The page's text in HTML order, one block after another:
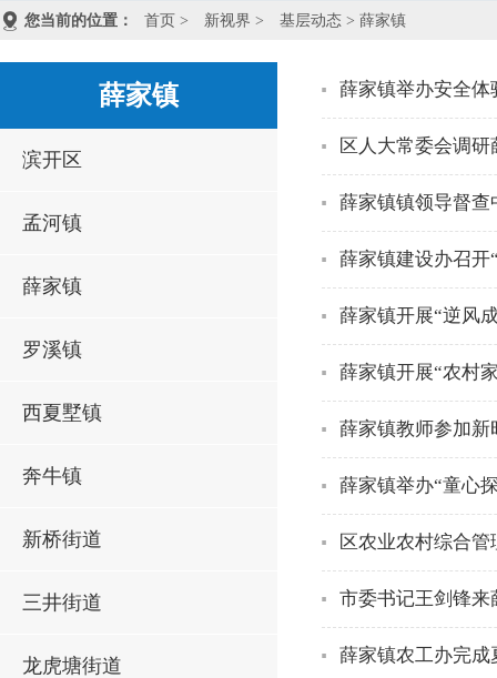
您当前的位置： 首页 > 新视界 > 基层动态 > 薛家镇
薛家镇
滨开区
孟河镇
薛家镇
罗溪镇
西夏墅镇
奔牛镇
新桥街道
三井街道
龙虎塘街道
薛家镇举办安全体
区人大常委会调
薛家镇镇领导督查
薛家镇建设办召开
薛家镇开展“逆风
薛家镇开展“农村
薛家镇教师参加
薛家镇举办“童心
区农业农村综合
市委书记王剑锋
薛家镇农工办完成